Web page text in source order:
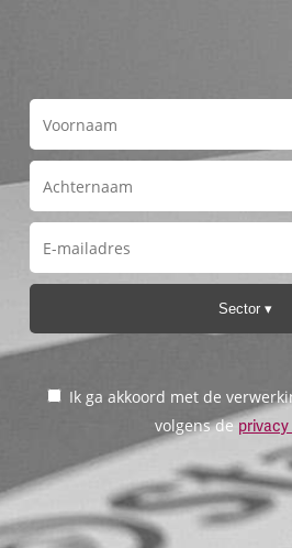
Sector
Ik ga akkoord met de
volgens de